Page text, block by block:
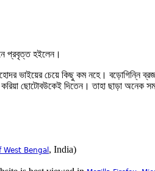
প্রবৃত্ত হইলেন।
ভাইয়ের চেয়ে কিছু কম নহে। বড়োগিন্নি
ছোটোবউকেই দিতেন। তাহা ছাড়া অনেক
Bengal , India)